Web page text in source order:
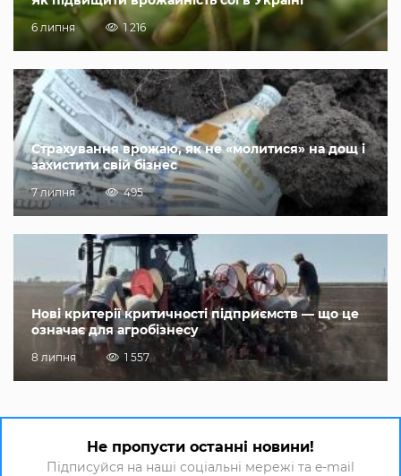
6 липня 1 216
Страхування врожаю, як не «молитися» на дощ і
захистити свій бізнес
7 липня 495
Нові критерії критичності підприємств — що це
означає для агробізнесу
8 липня 1 557
Не пропусти останні новини!
Підписуйся на наші соціальні мережі та e-mail